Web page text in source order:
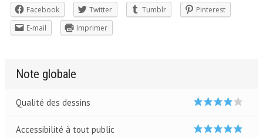
Facebook Twitter Tumblr
Pinterest
E-mail
Imprimer
Note globale
Qualité des dessins
Accessibilité à tout public